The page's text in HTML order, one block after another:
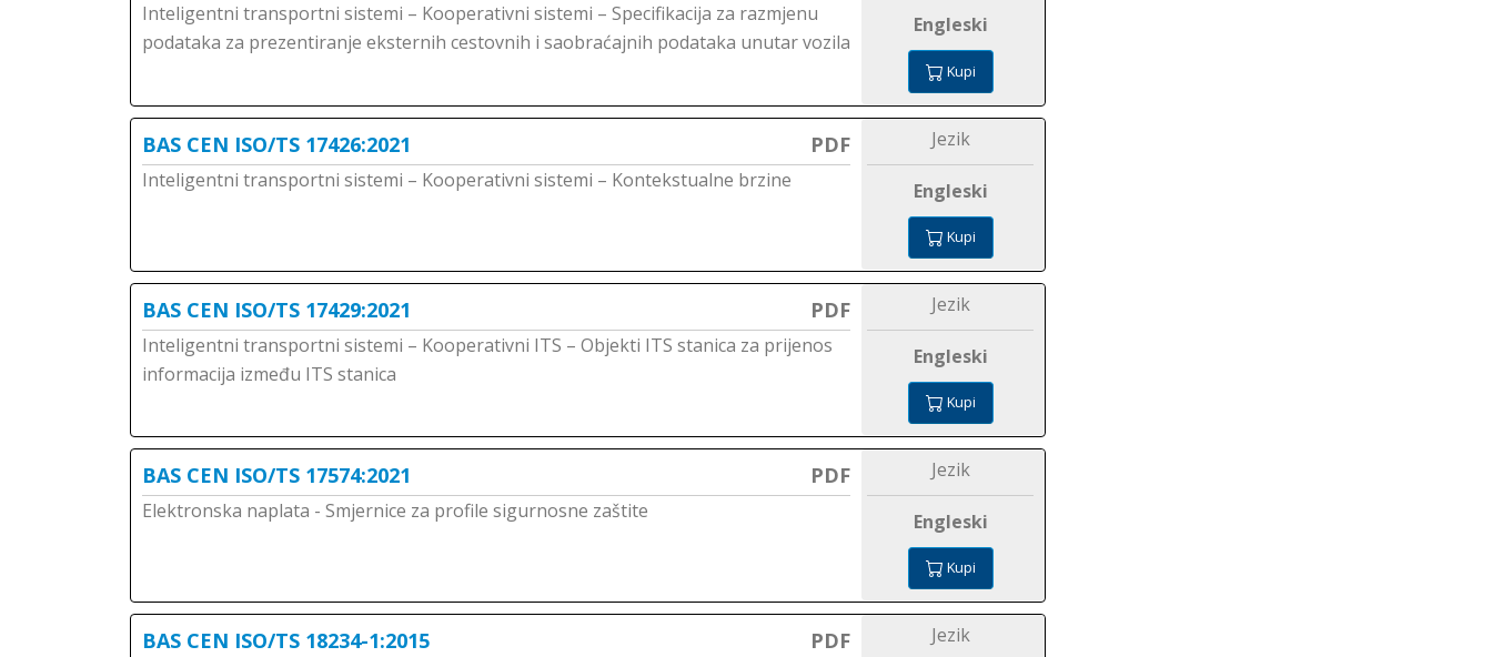
Inteligentni transportni sistemi – Kooperativni sistemi – Specifikacija za razmjenu
podataka za prezentiranje eksternih cestovnih i saobraćajnih podataka unutar vozila
Engleski
Kupi
BAS CEN ISO/TS 17426:2021 PDF
Inteligentni transportni sistemi – Kooperativni sistemi – Kontekstualne brzine
Jezik
Engleski
Kupi
BAS CEN ISO/TS 17429:2021 PDF
Inteligentni transportni sistemi – Kooperativni ITS – Objekti ITS stanica za prijenos
informacija između ITS stanica
Jezik
Engleski
Kupi
BAS CEN ISO/TS 17574:2021 PDF
Elektronska naplata - Smjernice za profile sigurnosne zaštite
Jezik
Engleski
Kupi
BAS CEN ISO/TS 18234-1:2015 PDF Jezik